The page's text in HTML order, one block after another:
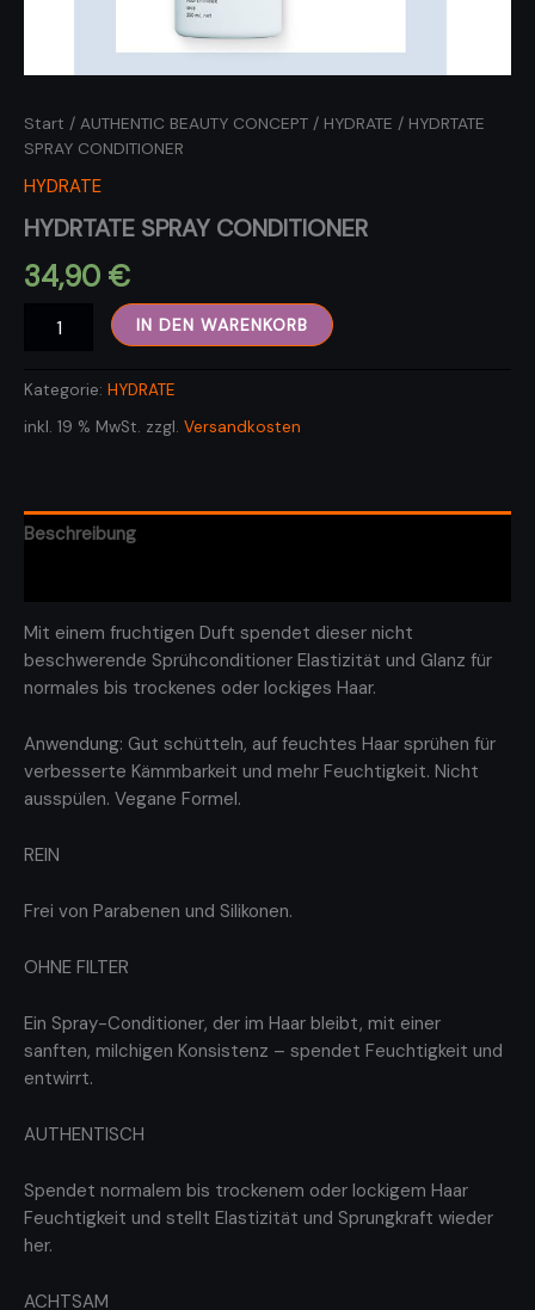
Start / AUTHENTIC BEAUTY CONCEPT / HYDRATE / HYDRTATE
SPRAY CONDITIONER
HYDRATE
HYDRTATE SPRAY CONDITIONER
34,90 €
SPRAY
Menge
IN DEN WARENKORB
Kategorie: HYDRATE
inkl. 19 % MwSt. zzgl. Versandkosten
Beschreibung
Mit einem fruchtigen Duft spendet dieser nicht
beschwerende Sprühconditioner Elastizität und Glanz für
normales bis trockenes oder lockiges Haar.
Anwendung: Gut schütteln, auf feuchtes Haar sprühen für
verbesserte Kämmbarkeit und mehr Feuchtigkeit. Nicht
ausspülen. Vegane Formel.
REIN
Frei von Parabenen und Silikonen.
OHNE FILTER
Ein Spray-Conditioner, der im Haar bleibt, mit einer
sanften, milchigen Konsistenz – spendet Feuchtigkeit und
entwirrt.
AUTHENTISCH
Spendet normalem bis trockenem oder lockigem Haar
Feuchtigkeit und stellt Elastizität und Sprungkraft wieder
her.
ACHTSAM